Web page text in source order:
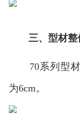
三、型材整
70系列型材
为6cm。